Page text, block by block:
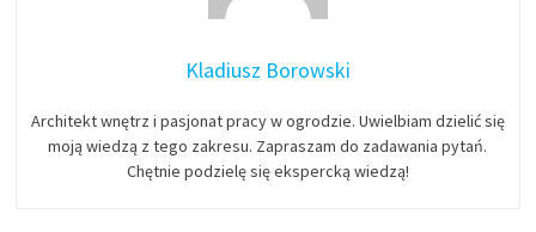
Kladiusz Borowski
Architekt wnętrz i pasjonat pracy w ogrodzie. Uwielbiam dzielić się
moją wiedzą z tego zakresu. Zapraszam do zadawania pytań.
Chętnie podzielę się ekspercką wiedzą!